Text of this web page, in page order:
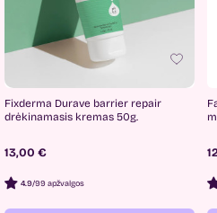
Fixderma Durave barrier repair
drėkinamasis kremas 50g.
13,00 €
4.9/99 apžvalgos